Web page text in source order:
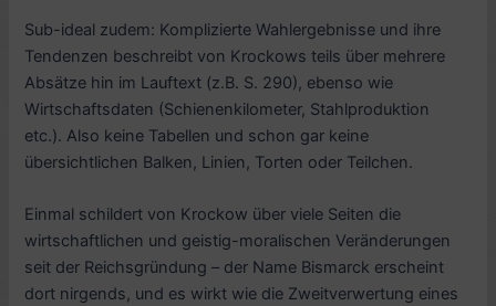
Sub-ideal zudem: Komplizierte Wahlergebnisse und ihre
Tendenzen beschreibt von Krockows teils über mehrere
Absätze hin im Lauftext (z.B. S. 290), ebenso wie
Wirtschaftsdaten (Schienenkilometer, Stahlproduktion
etc.). Also keine Tabellen und schon gar keine
übersichtlichen Balken, Linien, Torten oder Teilchen.
Einmal schildert von Krockow über viele Seiten die
wirtschaftlichen und geistig-moralischen Veränderungen
seit der Reichsgründung – der Name Bismarck erscheint
dort nirgends, und es wirkt wie die Zweitverwertung eines